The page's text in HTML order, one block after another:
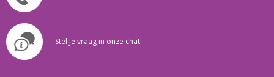
Stel je vraag in onze chat